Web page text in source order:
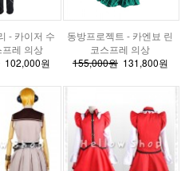
- 카이저 수
레 의상
102,000원
동방프로젝트 - 카엔뵤 린
코스프레 의상
155,000원131,800원